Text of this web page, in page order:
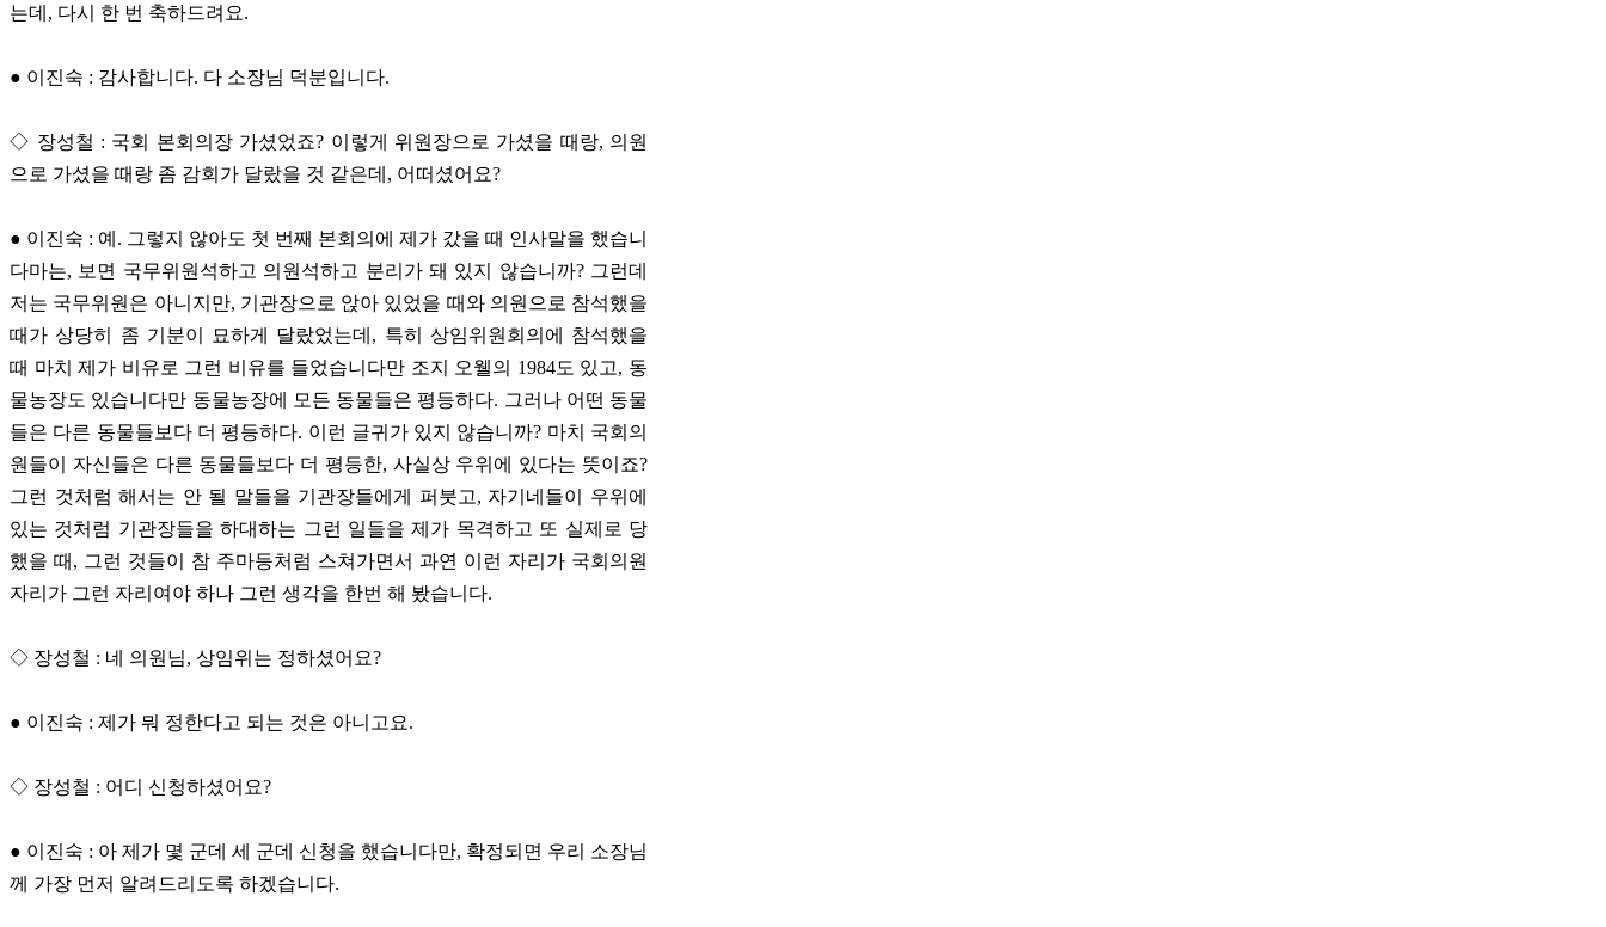
는데, 다시 한 번 축하드려요.
● 이진숙 : 감사합니다. 다 소장님 덕분입니다.
◇ 장성철 : 국회 본회의장 가셨었죠? 이렇게 위원장으로 가셨을 때랑, 의원
으로 가셨을 때랑 좀 감회가 달랐을 것 같은데, 어떠셨어요?
● 이진숙 : 예. 그렇지 않아도 첫 번째 본회의에 제가 갔을 때 인사말을 했습니
다마는, 보면 국무위원석하고 의원석하고 분리가 돼 있지 않습니까? 그런데
저는 국무위원은 아니지만, 기관장으로 앉아 있었을 때와 의원으로 참석했을
때가 상당히 좀 기분이 묘하게 달랐었는데, 특히 상임위원회의에 참석했을
때 마치 제가 비유로 그런 비유를 들었습니다만 조지 오웰의 1984도 있고, 동
물농장도 있습니다만 동물농장에 모든 동물들은 평등하다. 그러나 어떤 동물
들은 다른 동물들보다 더 평등하다. 이런 글귀가 있지 않습니까? 마치 국회의
원들이 자신들은 다른 동물들보다 더 평등한, 사실상 우위에 있다는 뜻이죠?
그런 것처럼 해서는 안 될 말들을 기관장들에게 퍼붓고, 자기네들이 우위에
있는 것처럼 기관장들을 하대하는 그런 일들을 제가 목격하고 또 실제로 당
했을 때, 그런 것들이 참 주마등처럼 스쳐가면서 과연 이런 자리가 국회의원
자리가 그런 자리여야 하나 그런 생각을 한번 해 봤습니다.
◇ 장성철 : 네 의원님, 상임위는 정하셨어요?
● 이진숙 : 제가 뭐 정한다고 되는 것은 아니고요.
◇ 장성철 : 어디 신청하셨어요?
● 이진숙 : 아 제가 몇 군데 세 군데 신청을 했습니다만, 확정되면 우리 소장님
께 가장 먼저 알려드리도록 하겠습니다.